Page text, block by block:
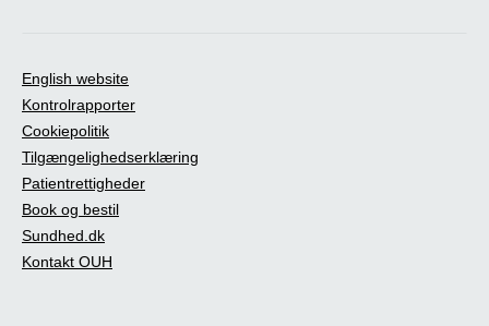
English website
Kontrolrapporter
Cookiepolitik
Tilgængelighedserklæring
Patientrettigheder
Book og bestil
Sundhed.dk
Kontakt OUH